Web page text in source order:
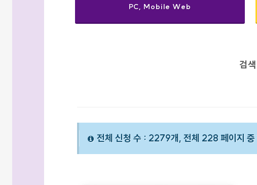
PC, Mobile Web
검색
전체 신청 수 : 2279개, 전체 228 페이지 중